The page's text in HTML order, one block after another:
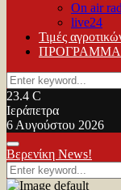
On air
live24
Τιμές
Search
for:
23.4 C
Ιεράπετρα
6 Αυγούστου 2026
Facebook
Twitter
Youtube
Primary
Menu
Βερενίκη News!
Search
for: